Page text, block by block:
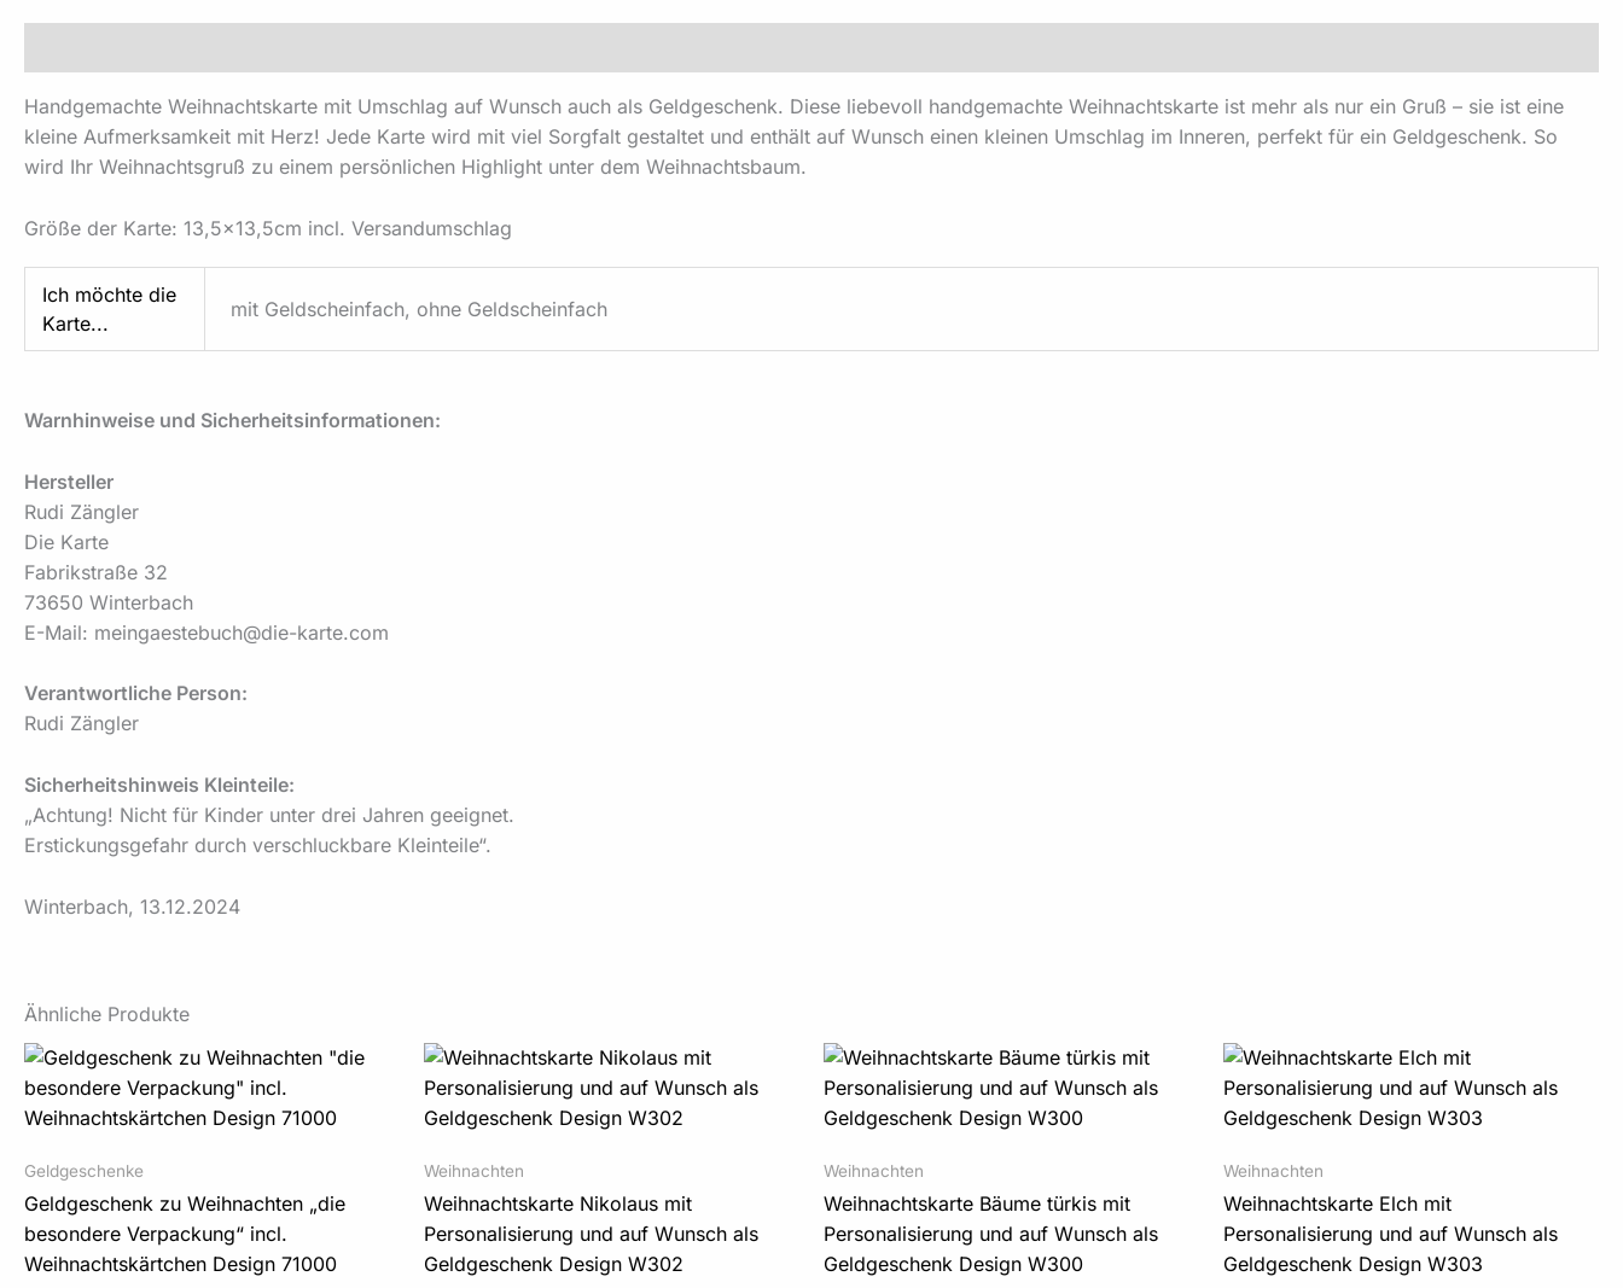
Handgemachte Weihnachtskarte mit Umschlag auf Wunsch auch als Geldgeschenk. Diese liebevoll handgemachte Weihnachtskarte ist mehr als nur ein Gruß – sie ist eine
kleine Aufmerksamkeit mit Herz! Jede Karte wird mit viel Sorgfalt gestaltet und enthält auf Wunsch einen kleinen Umschlag im Inneren, perfekt für ein Geldgeschenk. So
wird Ihr Weihnachtsgruß zu einem persönlichen Highlight unter dem Weihnachtsbaum.
Größe der Karte: 13,5×13,5cm incl. Versandumschlag
Ich möchte die
Karte...
mit Geldscheinfach, ohne Geldscheinfach
Warnhinweise und Sicherheitsinformationen:
Hersteller
Rudi Zängler
Die Karte
Fabrikstraße 32
73650 Winterbach
E-Mail: meingaestebuch@die-karte.com
Verantwortliche Person:
Rudi Zängler
Sicherheitshinweis Kleinteile:
„Achtung! Nicht für Kinder unter drei Jahren geeignet.
Erstickungsgefahr durch verschluckbare Kleinteile“.
Winterbach, 13.12.2024
Ähnliche Produkte
Geldgeschenke
Geldgeschenk zu Weihnachten „die
besondere Verpackung“ incl.
Weihnachtskärtchen Design 71000
Weihnachten
Weihnachtskarte Nikolaus mit
Personalisierung und auf Wunsch als
Geldgeschenk Design W302
Preisspanne:
bis
5,50 €
Weihnachten
Weihnachtskarte Bäume türkis mit
Personalisierung und auf Wunsch als
Geldgeschenk Design W300
Preisspanne:
bis
5,50 €
Weihnachten
Weihnachtskarte Elch mit
Personalisierung und auf Wunsch als
Geldgeschenk Design W303
Preisspanne:
bis
5,50 €